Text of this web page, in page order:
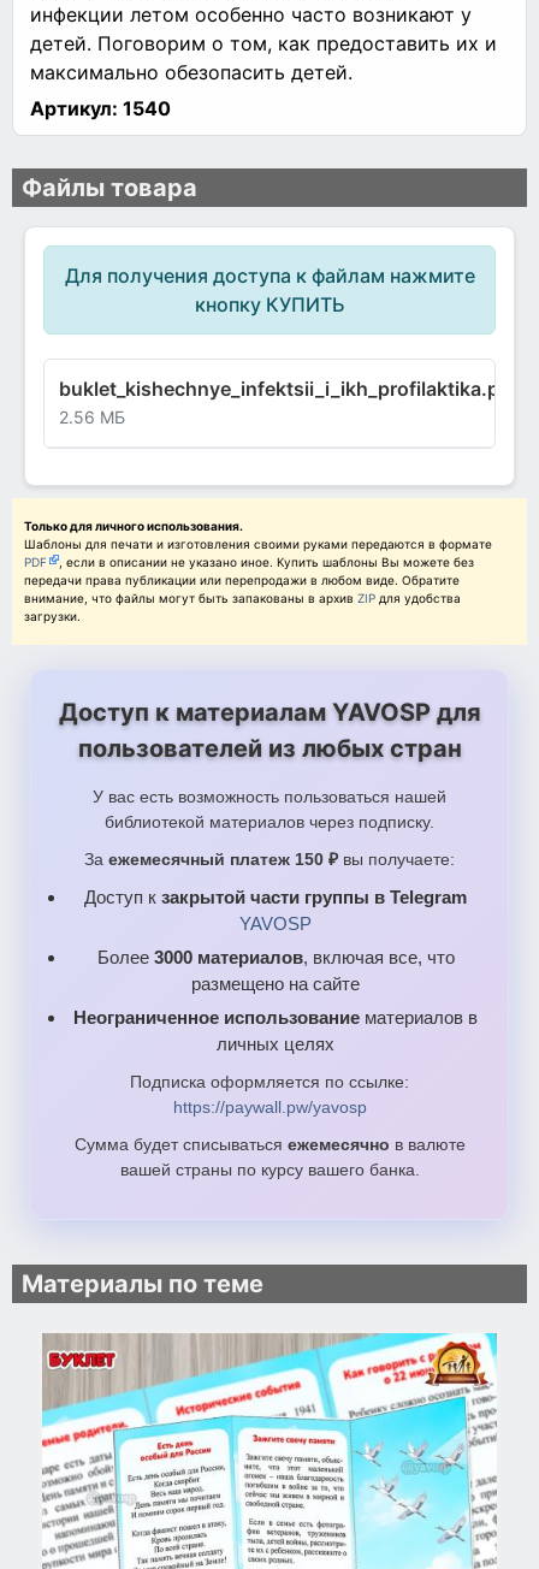
инфекции летом особенно часто возникают у
детей. Поговорим о том, как предоставить их и
максимально обезопасить детей.
Артикул: 1540
Файлы товара
Для получения доступа к файлам нажмите
кнопку КУПИТЬ
buklet_kishechnye_infektsii_i_ikh_profilaktika.pdf
2.56 МБ
Только для личного использования.
Шаблоны для печати и изготовления своими руками передаются в формате
PDF
, если в описании не указано иное. Купить шаблоны Вы можете без
передачи права публикации или перепродажи в любом виде. Обратите
внимание, что файлы могут быть запакованы в архив ZIP для удобства
загрузки.
Доступ к материалам YAVOSP для
пользователей из любых стран
У вас есть возможность пользоваться нашей
библиотекой материалов через подписку.
За ежемесячный платеж 150 ₽ вы получаете:
Доступ к закрытой части группы в Telegram
YAVOSP
Более 3000 материалов, включая все, что
размещено на сайте
Неограниченное использование материалов в
личных целях
Подписка оформляется по ссылке:
https://paywall.pw/yavosp
Сумма будет списываться ежемесячно в валюте
вашей страны по курсу вашего банка.
Материалы по теме